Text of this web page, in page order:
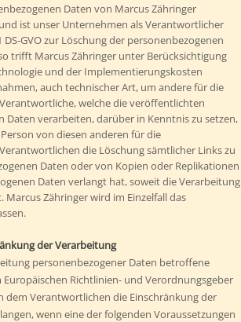
Daten von Marcus Zähringer
ist unser Unternehmen als Verantwortlicher
DS-GVO zur Löschung der personenbezogenen
trifft Marcus Zähringer unter Berücksichtigung
und der Implementierungskosten
auch technischer Art, um andere für die
welche die veröffentlichten
Daten verarbeiten, darüber in Kenntnis zu setzen,
von diesen anderen für die
die Löschung sämtlicher Links zu
Daten oder von Kopien oder Replikationen
Daten verlangt hat, soweit die Verarbeitung
Marcus Zähringer wird im Einzelfall das
der Verarbeitung
personenbezogener Daten betroffene
Europäischen Richtlinien- und Verordnungsgeber
dem Verantwortlichen die Einschränkung der
wenn eine der folgenden Voraussetzungen